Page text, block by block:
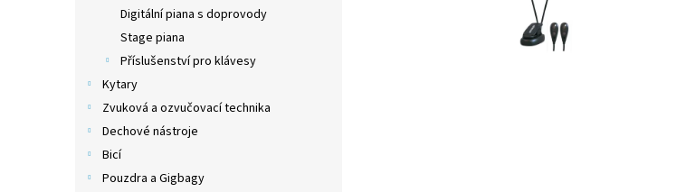
Digitální piana s doprovody
Stage piana
Příslušenství pro klávesy
Kytary
Zvuková a ozvučovací technika
Dechové nástroje
Bicí
Pouzdra a Gigbagy